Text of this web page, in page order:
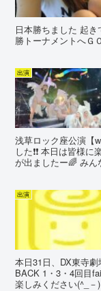
日本勝ちました 起
勝トーナメントへＧ
出演
浅草ロック座公演【
した❗️❗️ 本日は皆様
が出ましたー🌈 み
出演
本日31日、DX東寺
BACK 1・3・4回目
楽しみください(^_